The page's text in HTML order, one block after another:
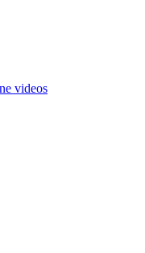
videos